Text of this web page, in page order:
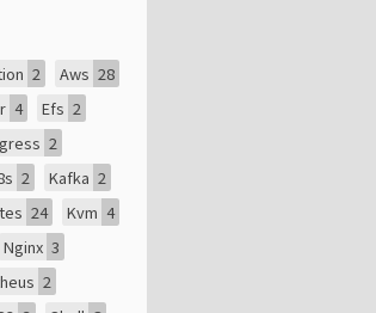
2 Aws 28
4 Efs 2
2
2 Kafka 2
24 Kvm 4
Nginx 3
2